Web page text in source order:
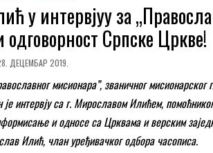
у интервјуу за
Српске Цркве!
ДЕЦЕМБАР 2019.
мисионара”, званичног мисионарског
интервју са г. Мирославом Илићем,
и односе са Црквама и верским
Илић, члан уређивачког одбора часописа.